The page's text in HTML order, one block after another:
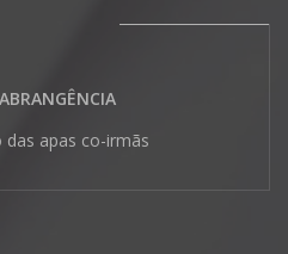
das apas co-irmãs